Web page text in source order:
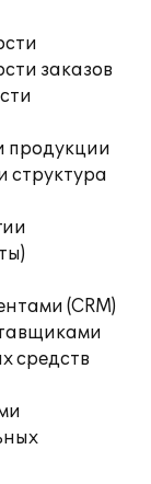
заказов
продукции
структура
(CRM)
средств